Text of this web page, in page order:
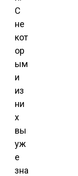
С
не
кот
ор
ым
и
из
ни
х
вы
уж
е
зна